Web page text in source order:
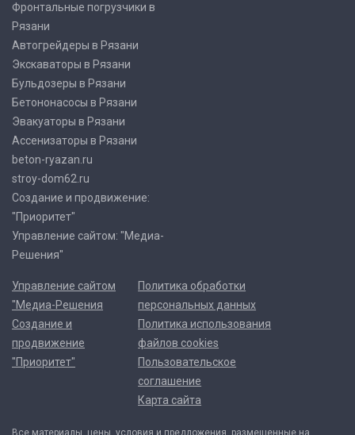
Фронтальные погрузчики в
Рязани
Автогрейдеры в Рязани
Экскаваторы в Рязани
Бульдозеры в Рязани
Бетононасосы в Рязани
Эвакуаторы в Рязани
Ассенизаторы в Рязани
beton-ryazan.ru
stroy-dom62.ru
Создание и продвижение:
"Приоритет"
Управление сайтом: "Медиа-
Решения"
Управление сайтом
"Медиа-Решения
Создание и
продвижение
"Приоритет"
Политика обработки
персональных данных
Политика использования
файлов cookies
Пользовательское
соглашение
Карта сайта
Все материалы, цены, условия и предложения, размещенные на